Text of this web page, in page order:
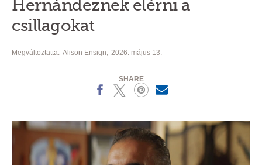
Hernándeznek elérni a
csillagokat
Megváltoztatta: Alison Ensign 2026. május 13.
SHARE
X